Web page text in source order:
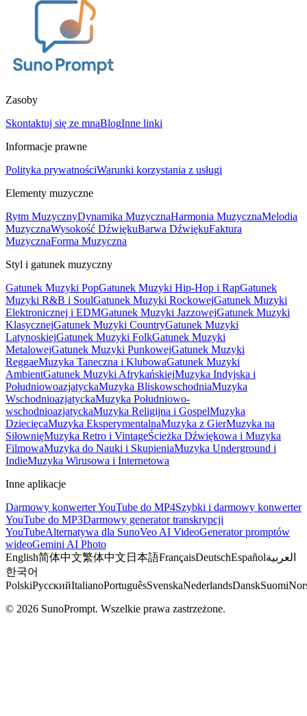
Zasoby
Skontaktuj się ze mnąBlogInne linki
Informacje prawne
Polityka prywatnościWarunki korzystania z usługi
Elementy muzyczne
Rytm MuzycznyDynamika MuzycznaHarmonia MuzycznaMelodia
MuzycznaWysokość DźwiękuBarwa DźwiękuFaktura
MuzycznaForma Muzyczna
Styl i gatunek muzyczny
Gatunek Muzyki PopGatunek Muzyki Hip-Hop i RapGatunek
Muzyki R&B i SoulGatunek Muzyki RockowejGatunek Muzyki
Elektronicznej i EDMGatunek Muzyki JazzowejGatunek Muzyki
KlasycznejGatunek Muzyki CountryGatunek Muzyki
LatynoskiejGatunek Muzyki FolkGatunek Muzyki
MetalowejGatunek Muzyki PunkowejGatunek Muzyki
ReggaeMuzyka Taneczna i KlubowaGatunek Muzyki
AmbientGatunek Muzyki AfrykańskiejMuzyka Indyjska i
PołudniowoazjatyckaMuzyka BliskowschodniaMuzyka
WschodnioazjatyckaMuzyka Południowo-
wschodnioazjatyckaMuzyka Religijna i GospelMuzyka
DziecięcaMuzyka EksperymentalnaMuzyka z GierMuzyka na
SiłownięMuzyka Retro i VintageŚcieżka Dźwiękowa i Muzyka
FilmowaMuzyka do Nauki i SkupieniaMuzyka Underground i
IndieMuzyka Wirusowa i Internetowa
Inne aplikacje
Darmowy konwerter YouTube do MP4Szybki i darmowy konwerter
YouTube do MP3Darmowy generator transkrypcji
YouTubeAlternatywa dla SunoVeo AI VideoGenerator promptów
wideoGemini AI Photo
English简体中文繁体中文 日本語FrançaisDeutschEspañolالعربية
한국어
PolskiРусскийItalianoPortuguêsSvenskaNederlandsDanskSuomi
© 2026 SunoPrompt. Wszelkie prawa zastrzeżone.